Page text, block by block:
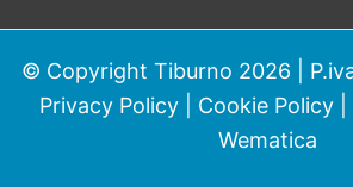
© Copyright Tiburno 2026 | P.iva
Privacy Policy| Cookie Policy|
Wematica